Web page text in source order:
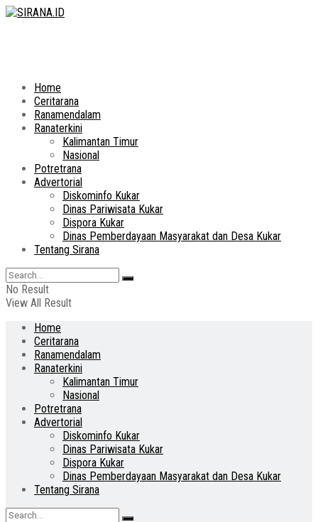
Home
Ceritarana
Ranamendalam
Ranaterkini
Kalimantan Timur
Nasional
Potretrana
Advertorial
Diskominfo Kukar
Dinas Pariwisata Kukar
Dispora Kukar
Dinas Pemberdayaan Masyarakat dan Desa Kukar
Tentang Sirana
No Result
View All Result
Home
Ceritarana
Ranamendalam
Ranaterkini
Kalimantan Timur
Nasional
Potretrana
Advertorial
Diskominfo Kukar
Dinas Pariwisata Kukar
Dispora Kukar
Dinas Pemberdayaan Masyarakat dan Desa Kukar
Tentang Sirana